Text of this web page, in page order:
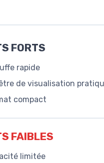
FORTS
rapide
de visualisation
compact
FAIBLES
limitée